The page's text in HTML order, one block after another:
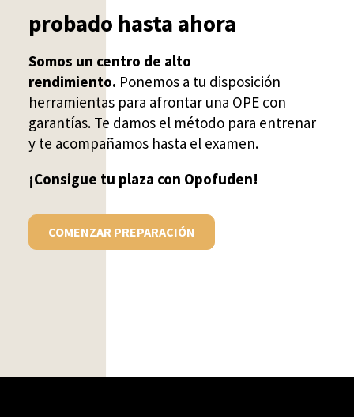
probado hasta ahora
Somos un centro de alto
rendimiento. Ponemos a tu disposición
herramientas para afrontar una OPE con
garantías. Te damos el método para entrenar
y te acompañamos hasta el examen.
¡Consigue tu plaza con Opofuden!
COMENZAR PREPARACIÓN